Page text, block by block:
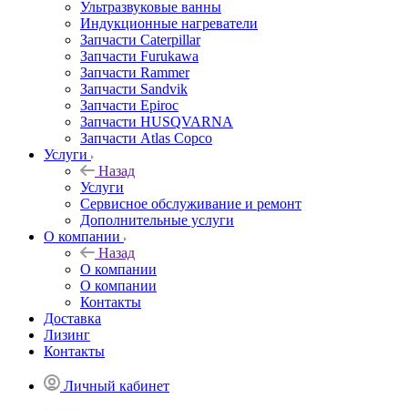
Ультразвуковые ванны
Индукционные нагреватели
Запчасти Caterpillar
Запчасти Furukawa
Запчасти Rammer
Запчасти Sandvik
Запчасти Epiroc
Запчасти HUSQVARNA
Запчасти Atlas Copco
Услуги
Назад
Услуги
Сервисное обслуживание и ремонт
Дополнительные услуги
О компании
Назад
О компании
О компании
Контакты
Доставка
Лизинг
Контакты
Личный кабинет